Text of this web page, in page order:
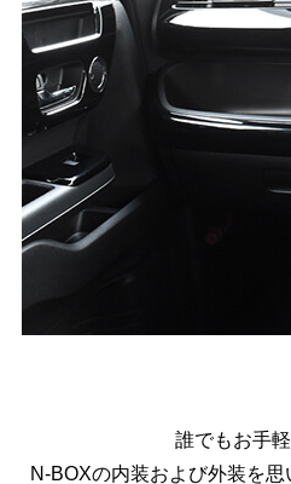
誰でもお手
N-BOXの内装および外装を